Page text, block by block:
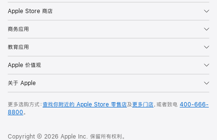
Apple Store 商店
商务应用
教育应用
Apple 价值观
关于 Apple
更多选购方式：查找你附近的 Apple Store 零售店及更多门店，或者致电 400-666-
8800。
Copyright © 2026 Apple Inc. 保留所有权利。